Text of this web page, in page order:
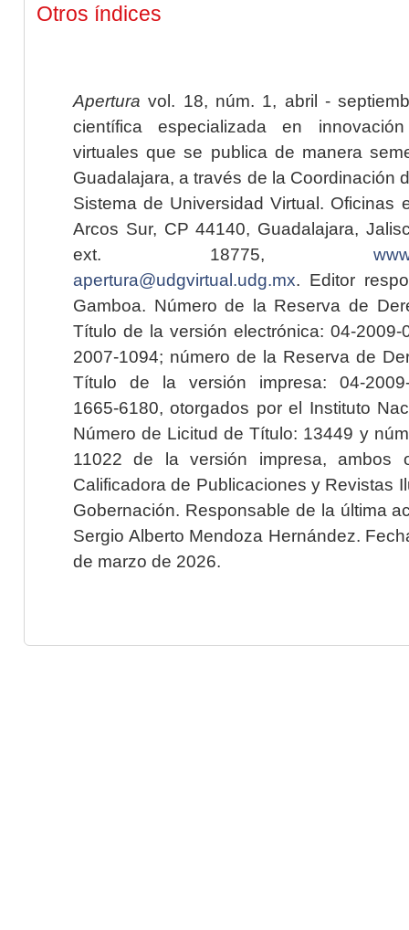
Otros índices
Apertura vol. 18, núm. 1, abril -
científica especializada en
virtuales que se publica de manera
Guadalajara, a través de la Coordinación
Sistema de Universidad Virtual. Oficinas
Arcos Sur, CP 44140, Guadalajara,
ext. 18775,
apertura@udgvirtual.udg.mx. Editor
Gamboa. Número de la Reserva de
Título de la versión electrónica: 04-2009-
2007-1094; número de la Reserva de
Título de la versión impresa: 04-2009-
1665-6180, otorgados por el Instituto
Número de Licitud de Título: 13449 y
11022 de la versión impresa, ambos
Calificadora de Publicaciones y Revistas
Gobernación. Responsable de la última
Sergio Alberto Mendoza Hernández.
de marzo de 2026.